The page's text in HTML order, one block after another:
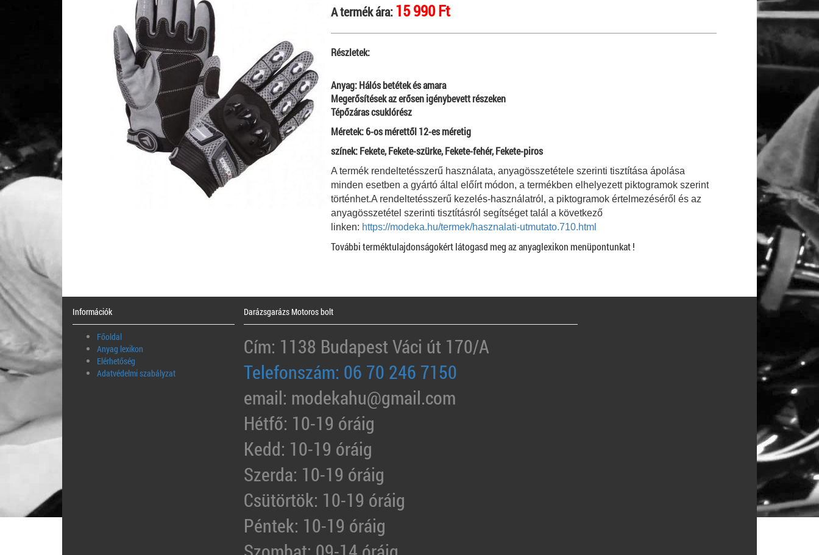
A termék ára:15 990 Ft
Részletek:
Anyag: Hálós betétek és amara
Megerősítések az erősen igénybevett részeken
Tépőzáras csuklórész
Méretek: 6-os mérettől 12-es méretig
színek: Fekete, Fekete-szürke, Fekete-fehér, Fekete-piros
A termék rendeltetésszerű használata, anyagösszetétele szerinti tisztítása ápolása
minden esetben a gyártó által előírt módon, a termékben elhelyezett piktogramok szerint
történhet.A rendeltetésszerű kezelés-használatról, a piktogramok értelmezéséről és az
anyagösszetétel szerinti tisztításról segítséget talál a következő
linken: https://modeka.hu/termek/hasznalati-utmutato.710.html
További terméktulajdonságokért látogasd meg az anyaglexikon menüpontunkat !
Információk
Főoldal
Anyag lexikon
Elérhetőség
Adatvédelmi szabályzat
Darázsgarázs Motoros bolt
Cím: 1138 Budapest Váci út 170/A
Telefonszám: 06 70 246 7150
email: modekahu@gmail.com
Hétfő: 10-19 óráig
Kedd: 10-19 óráig
Szerda: 10-19 óráig
Csütörtök: 10-19 óráig
Péntek: 10-19 óráig